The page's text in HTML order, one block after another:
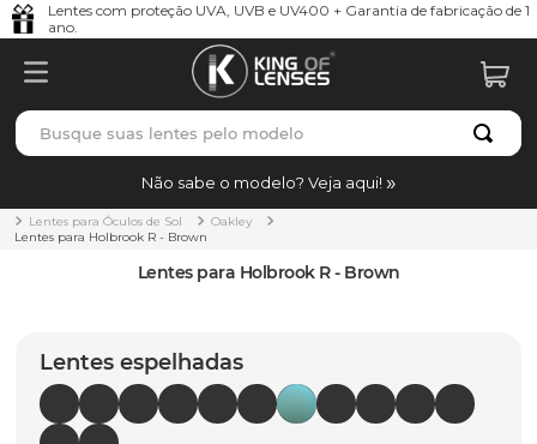
Lentes com proteção UVA, UVB e UV400 + Garantia de fabricação de 1
ano.
Busque suas lentes pelo modelo
Não sabe o modelo? Veja aqui!
Lentes para Óculos de Sol
Oakley
Lentes para Holbrook R - Brown
Lentes para Holbrook R - Brown
Lentes espelhadas
TERMOS MAIS BUSCADOS
1º borrachas
holbrook
5º chaves
6º t-shock